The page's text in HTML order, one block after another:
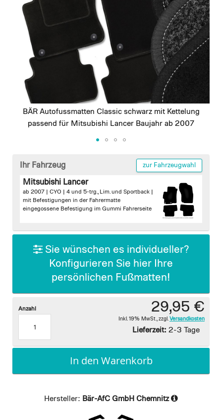
images
gallery
BÄR Autofussmatten Classic schwarz mit Kettelung
passend für Mitsubishi Lancer Baujahr ab 2007
beginning
gallery
Ihr Fahrzeug zur Fahrzeugwahl
Mitsubishi Lancer
ab 2007 | CYO | 4 und 5-trg., Lim. und Sportback |
mit Befestigungen in der Fahrermatte
eingegossene Befestigung im Gummi Fahrerseite
Sie wünschen es individueller?
Konfigurieren Sie hier Ihre
persönlichen Fußmatten!
29,95 €
Inkl. 19% MwSt. zzgl. Versandkosten
Lieferzeit: 2-3 Tage
Anzahl
In den Warenkorb
Hersteller: Bär-AfC GmbH Chemnitz